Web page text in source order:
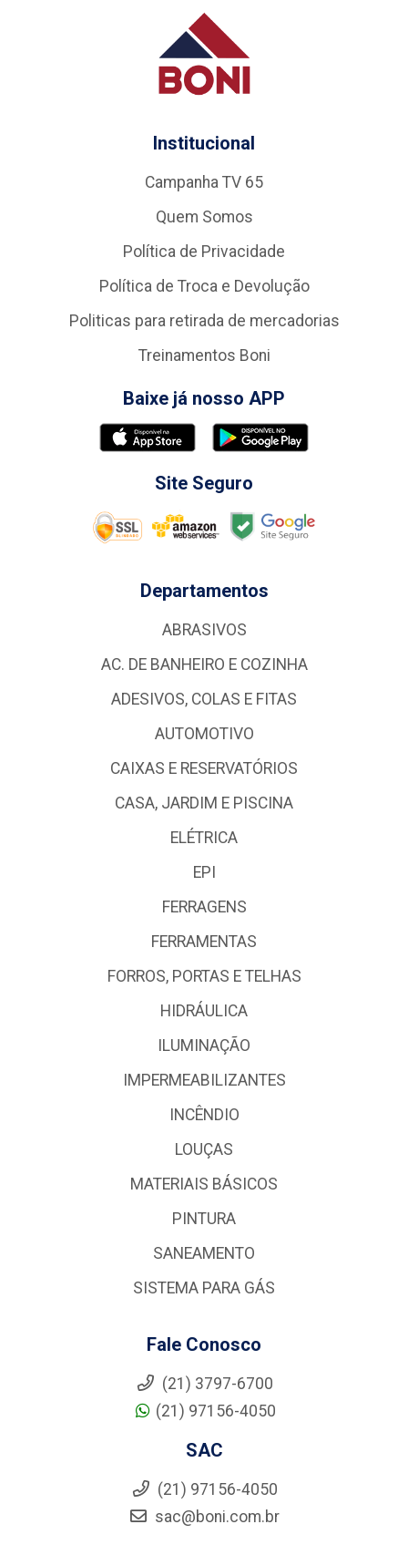
Institucional
Campanha TV 65
Quem Somos
Política de Privacidade
Política de Troca e Devolução
Politicas para retirada de mercadorias
Treinamentos Boni
Baixe já nosso APP
Site Seguro
Departamentos
ABRASIVOS
AC. DE BANHEIRO E COZINHA
ADESIVOS, COLAS E FITAS
AUTOMOTIVO
CAIXAS E RESERVATÓRIOS
CASA, JARDIM E PISCINA
ELÉTRICA
EPI
FERRAGENS
FERRAMENTAS
FORROS, PORTAS E TELHAS
HIDRÁULICA
ILUMINAÇÃO
IMPERMEABILIZANTES
INCÊNDIO
LOUÇAS
MATERIAIS BÁSICOS
PINTURA
SANEAMENTO
SISTEMA PARA GÁS
Fale Conosco
(21) 3797-6700
(21) 97156-4050
SAC
(21) 97156-4050
sac@boni.com.br